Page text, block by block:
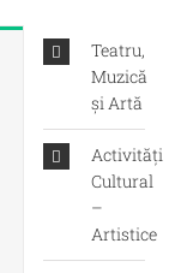
Teatru,
Muzică
și Artă
Activități
Cultural
–
Artistice